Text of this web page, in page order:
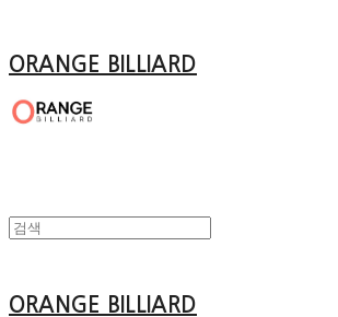
ORANGE BILLIARD
ORANGE BILLIARD